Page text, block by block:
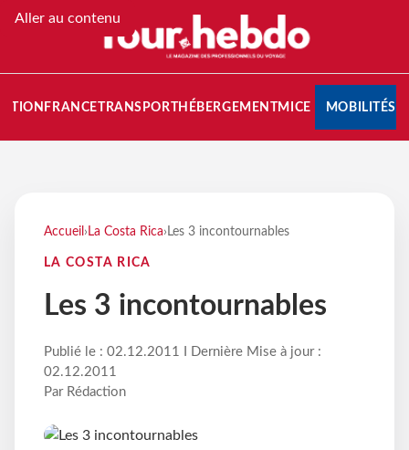
Aller au contenu
FRANCETRANSPORT HÉBERGEMENTMICE MOBILITÉS
Accueil › La Costa Rica› Les 3 incontournables
LA COSTA RICA
Les 3 incontournables
Publié le : 02.12.2011 I Dernière Mise à jour :
02.12.2011
Par Rédaction